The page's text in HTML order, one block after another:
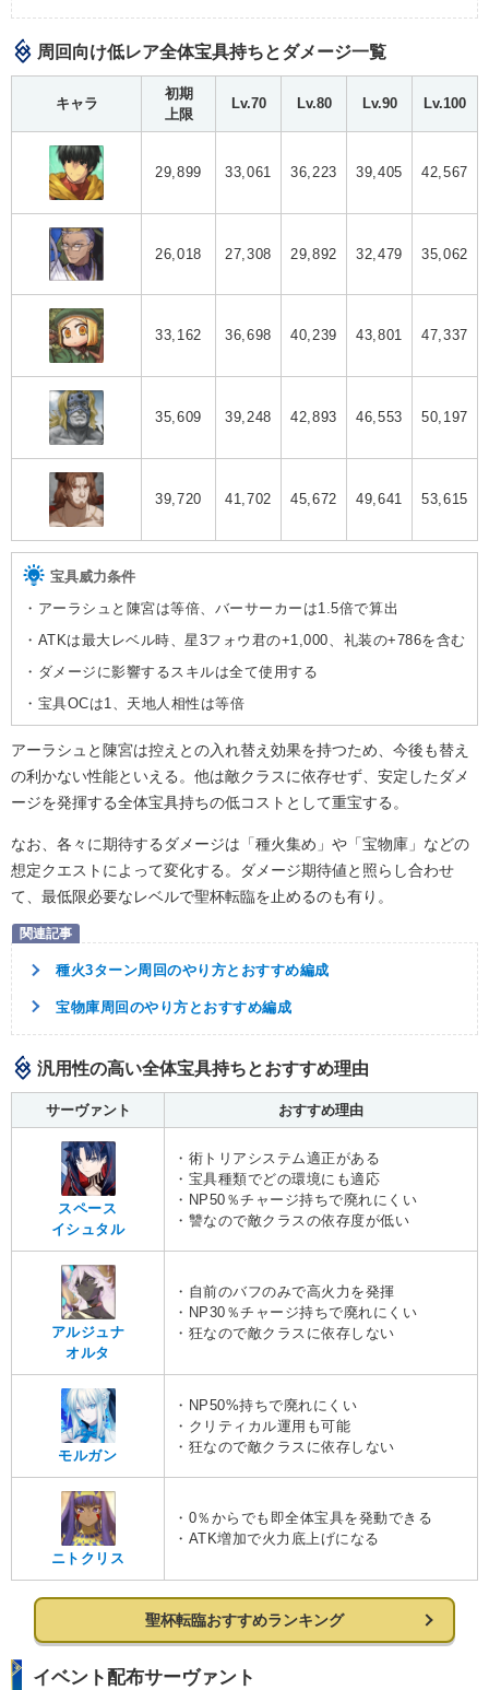
周回向け低レア全体宝具持ちとダメージ一覧
キャラ
初期
上限
Lv.70 Lv.80 Lv.90 Lv.100
29,899 33,061 36,223 39,405 42,567
26,018 27,308 29,892 32,479 35,062
33,162 36,698 40,239 43,801 47,337
35,609 39,248 42,893 46,553 50,197
39,720 41,702 45,672 49,641 53,615
宝具威力条件
・アーラシュと陳宮は等倍、バーサーカーは1.5倍で算出
・ATKは最大レベル時、星3フォウ君の+1,000、礼装の+786を含む
・ダメージに影響するスキルは全て使用する
・宝具OCは1、天地人相性は等倍
アーラシュと陳宮は控えとの入れ替え効果を持つため、今後も替え
の利かない性能といえる。他は敵クラスに依存せず、安定したダメ
ージを発揮する全体宝具持ちの低コストとして重宝する。
なお、各々に期待するダメージは「種火集め」や「宝物庫」などの
想定クエストによって変化する。ダメージ期待値と照らし合わせ
て、最低限必要なレベルで聖杯転臨を止めるのも有り。
種火3ターン周回のやり方とおすすめ編成
宝物庫周回のやり方とおすすめ編成
汎用性の高い全体宝具持ちとおすすめ理由
サーヴァント おすすめ理由
スペース
イシュタル
・術トリアシステム適正がある
・宝具種類でどの環境にも適応
・NP50％チャージ持ちで廃れにくい
・讐なので敵クラスの依存度が低い
アルジュナ
オルタ
・自前のバフのみで高火力を発揮
・NP30％チャージ持ちで廃れにくい
・狂なので敵クラスに依存しない
モルガン
・NP50%持ちで廃れにくい
・クリティカル運用も可能
・狂なので敵クラスに依存しない
ニトクリス
・0％からでも即全体宝具を発動できる
・ATK増加で火力底上げになる
聖杯転臨おすすめランキング
イベント配布サーヴァント